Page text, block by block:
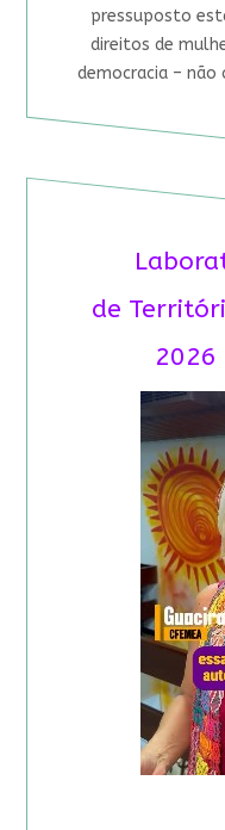
pressuposto
direitos de
democracia – não
de
2026